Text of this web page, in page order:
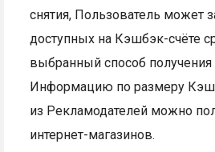
снятия, Пользователь может
доступных на Кэшбэк-счёте
выбранный способ получения
Информацию по размеру
из Рекламодателей можно
интернет-магазинов.